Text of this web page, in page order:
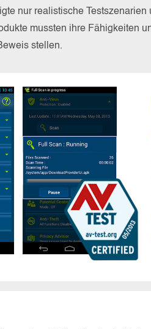
nur realistische
mussten ihre Fähigkeiten
stellen.